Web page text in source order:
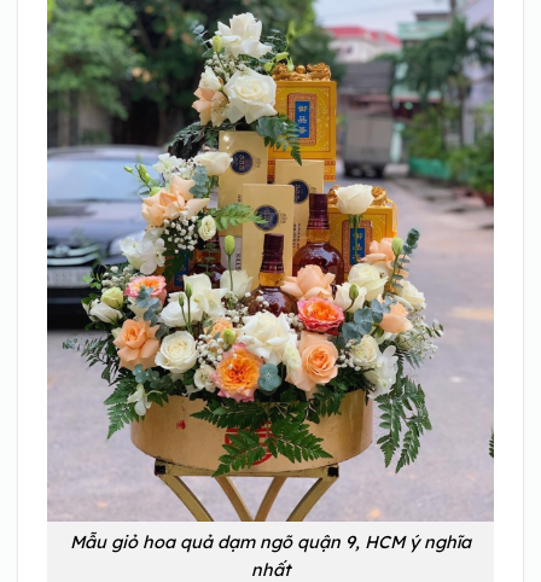
Mẫu giỏ hoa quả dạm ngõ quận 9, HCM ý nghĩa
nhất